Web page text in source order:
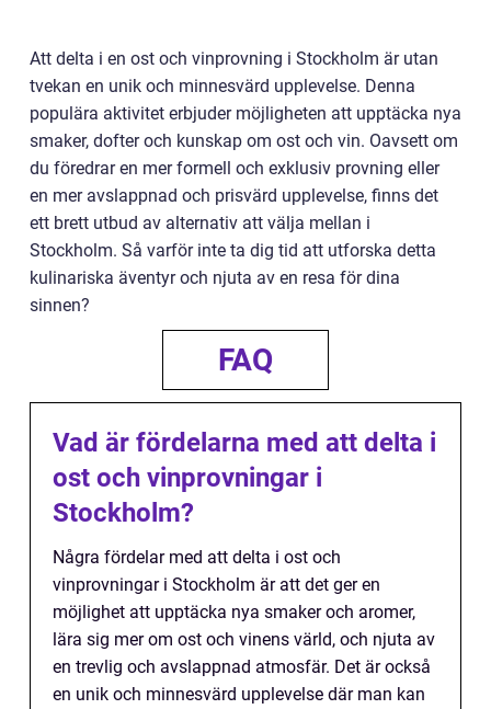
Att delta i en ost och vinprovning i Stockholm är utan
tvekan en unik och minnesvärd upplevelse. Denna
populära aktivitet erbjuder möjligheten att upptäcka nya
smaker, dofter och kunskap om ost och vin. Oavsett om
du föredrar en mer formell och exklusiv provning eller
en mer avslappnad och prisvärd upplevelse, finns det
ett brett utbud av alternativ att välja mellan i
Stockholm. Så varför inte ta dig tid att utforska detta
kulinariska äventyr och njuta av en resa för dina
sinnen?
FAQ
Vad är fördelarna med att delta i
ost och vinprovningar i
Stockholm?
Några fördelar med att delta i ost och
vinprovningar i Stockholm är att det ger en
möjlighet att upptäcka nya smaker och aromer,
lära sig mer om ost och vinens värld, och njuta av
en trevlig och avslappnad atmosfär. Det är också
en unik och minnesvärd upplevelse där man kan